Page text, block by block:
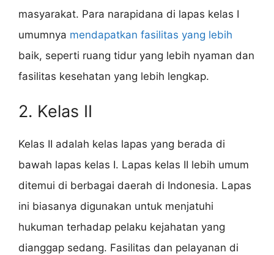
masyarakat. Para narapidana di lapas kelas I
umumnya mendapatkan fasilitas yang lebih
baik, seperti ruang tidur yang lebih nyaman dan
fasilitas kesehatan yang lebih lengkap.
2. Kelas II
Kelas II adalah kelas lapas yang berada di
bawah lapas kelas I. Lapas kelas II lebih umum
ditemui di berbagai daerah di Indonesia. Lapas
ini biasanya digunakan untuk menjatuhi
hukuman terhadap pelaku kejahatan yang
dianggap sedang. Fasilitas dan pelayanan di